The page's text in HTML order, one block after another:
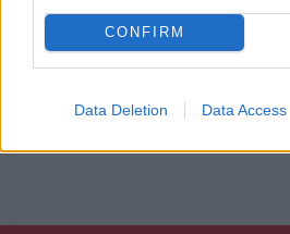
CONFIRM
Data Deletion Data Access